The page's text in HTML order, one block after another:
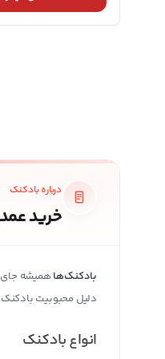
درباره بادکنک
خرید
بادکنک‌ها همیشه جای
دلیل محبوبیت
انواع بادکنک